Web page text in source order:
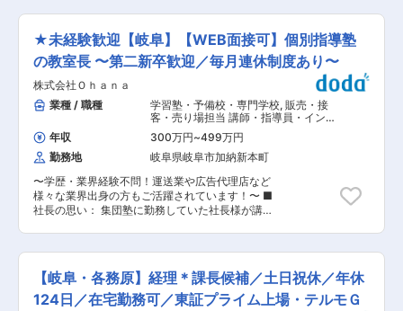
フ5名（男性2名：30代・50代、女性3名：20
代・30代・40代） 社内の雰囲気は面倒見のいい
先輩が多く温かく、相談しやすい環境です。 ■キ
ャリアパス： 総務人事としてのキャリアパスは、
メンバー→課長代理→課長→部長と続いていきま
す。 早ければ、30代前半で課長代理、30代後半
で課長を目指すことができる環境です。 ■魅力：
株式会社IHI（旧：石川島播磨工業）100%出資の
安定性（グループ内で高収益の主要企業に位置づ
けられています。）世界8カ国で特許取得の高い
技術力。取引先は大手企業が中心です。 ◎専門性
の高い製品◎ 真空熱処理炉、真空浸炭装置、ホッ
トプレス、新素材製造設備など、高精度・高品質
れらの製品は、自動車・航空・電子部品などの最
先端産業の品質向上に貢献しており、様々な業界
囲：会社の定める業務
プの持株会社として、グループ会社の管理を行っ
ています。今回のポジションでは、経理として会
社のお金の流れを支える仕事をお任せします。と
はいえ、いきなり難しいことはお願いしません。
まずはできることからスタートし、少しずつ仕事
の幅を広げていきましょう。 ▼入社後、まずお任
せする業務（基礎） ・仕訳入力（会計ソフトへの
データ入力） ・請求書・領収書のチェックや整理
・支払データ作成、入金確認のサポート ・データ
入力やファイリング ・電話対応や社内書類作成な
どの庶務業務 ※先輩が近くにいるため、未経験で
も安心してスタートできます。 ▼慣れてきたらお
任せする業務（ステップアップ） ・月次締め処理
のサポート ・経費精算チェック、振替仕訳の作成
・売掛金・買掛金管理 ・予算実績の集計や簡単な
分析 ・グループ会社とのやり取り、資料作成 ※グ
アアップ） ・月次／年次決算の補助 ・税理士対
応、資金繰り管理 ・原価・コスト分析 ・グルー
プ全体の経営数値管理 ※段階的にスキルを身につ
★未経験歓迎【岐阜】【WEB面接可】個別指導塾
の教室長 〜第二新卒歓迎／毎月連休制度あり〜
株式会社Ｏｈａｎａ
業種 / 職種
学習塾・予備校・専門学校, 販売・接
客・売り場担当 講師・指導員・インス
トラクター
年収 300万円~499万円
勤務地
岐阜県岐阜市加納新本町
〜学歴・業界経験不問！運送業や広告代理店など
様々な業界出身の方もご活躍されています！〜 ■
社長の思い： 集団塾に勤務していた社長様が講師
定時退社で残業が発生しない環境や月末は塾をお
休みにするカリキュラムの組み方など働く社員目
線での施策が施されています。高校受験を控える
中学生をメインに、学習が苦手な子どもに課題を
【岐阜・各務原】経理＊課長候補／土日祝休／年休
124日／在宅勤務可／東証プライム上場・テルモＧ